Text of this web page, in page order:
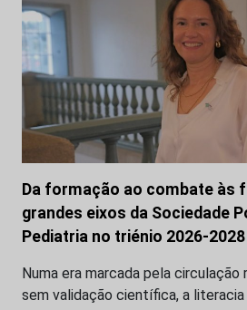
Da formação ao combate às
grandes eixos da Sociedade
Pediatria no triénio 2026-2028
Numa era marcada pela circulação
sem validação científica, a literacia